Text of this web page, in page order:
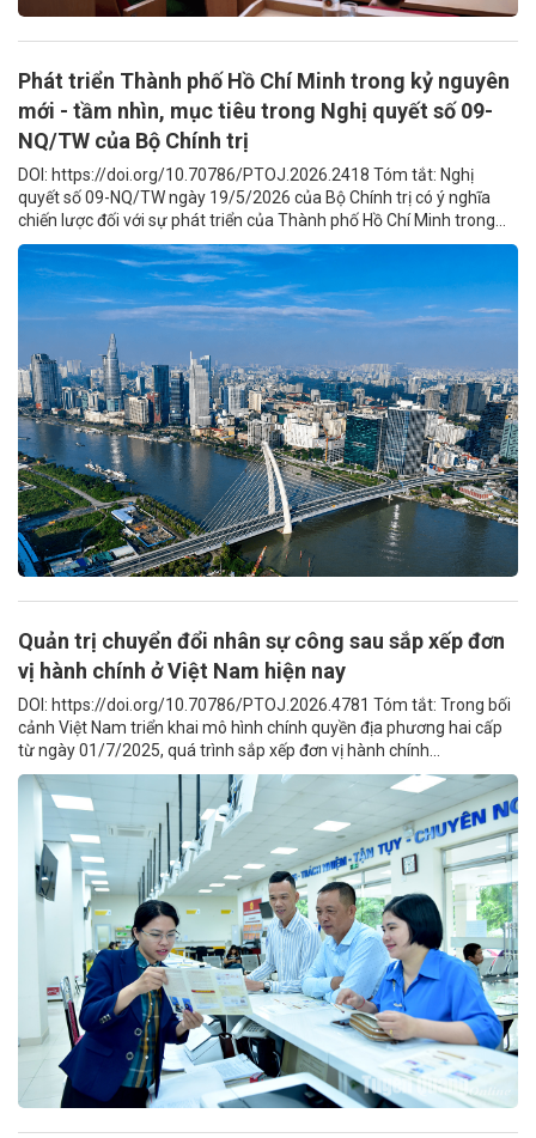
Phát triển Thành phố Hồ Chí Minh trong kỷ nguyên
mới - tầm nhìn, mục tiêu trong Nghị quyết số 09-
NQ/TW của Bộ Chính trị
DOI: https://doi.org/10.70786/PTOJ.2026.2418 Tóm tắt: Nghị
quyết số 09-NQ/TW ngày 19/5/2026 của Bộ Chính trị có ý nghĩa
chiến lược đối với sự phát triển của Thành phố Hồ Chí Minh trong...
Quản trị chuyển đổi nhân sự công sau sắp xếp đơn
vị hành chính ở Việt Nam hiện nay
DOI: https://doi.org/10.70786/PTOJ.2026.4781 Tóm tắt: Trong bối
cảnh Việt Nam triển khai mô hình chính quyền địa phương hai cấp
từ ngày 01/7/2025, quá trình sắp xếp đơn vị hành chính...